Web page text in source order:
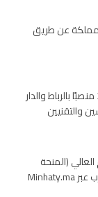
عن طريق
البريد بنك يعلن عن توظيف 21 منصبًا بالرباط والدار
والتقنيين
(المنحة